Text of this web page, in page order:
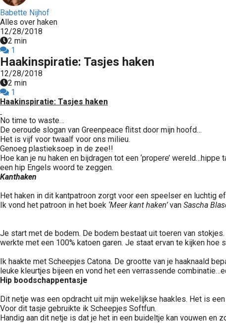
Babette Nijhof
Alles over haken
12/28/2018
2 min
1
Haakinspiratie: Tasjes haken
12/28/2018
2 min
1
Haakinspiratie: Tasjes haken
No time to waste…
De oeroude slogan van Greenpeace flitst door mijn hoofd…
Het is vijf voor twaalf voor ons milieu.
Genoeg plastieksoep in de zee!!
Hoe kan je nu haken en bijdragen tot een ‘propere’
een hip Engels woord te zeggen.
Kanthaken
Het haken in dit kantpatroon zorgt voor een speelser en luchtig
Ik vond het patroon in het boek ‘Meer kant haken’van Sascha
Je start met de bodem. De bodem bestaat uit toeren van
werkte met een 100% katoen garen. Je staat ervan te kijken hoe
Ik haakte met Scheepjes Catona. De grootte van je haaknaald
leuke kleurtjes bijeen en vond het een verrassende
Hip boodschappentasje
Dit netje was een opdracht uit mijn wekelijkse haakles. Het is
Voor dit tasje gebruikte ik Scheepjes Softfun.
Handig aan dit netje is dat je het in een buideltje kan vouwen en